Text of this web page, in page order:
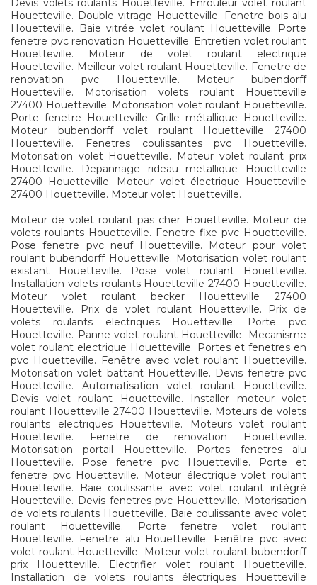
Devis volets roulants Houetteville. Enrouleur volet roulant
Houetteville. Double vitrage Houetteville. Fenetre bois alu
Houetteville. Baie vitrée volet roulant Houetteville. Porte
fenetre pvc renovation Houetteville. Entretien volet roulant
Houetteville. Moteur de volet roulant electrique
Houetteville. Meilleur volet roulant Houetteville. Fenetre de
renovation pvc Houetteville. Moteur bubendorff
Houetteville. Motorisation volets roulant Houetteville
27400 Houetteville. Motorisation volet roulant Houetteville.
Porte fenetre Houetteville. Grille métallique Houetteville.
Moteur bubendorff volet roulant Houetteville 27400
Houetteville. Fenetres coulissantes pvc Houetteville.
Motorisation volet Houetteville. Moteur volet roulant prix
Houetteville. Depannage rideau metallique Houetteville
27400 Houetteville. Moteur volet électrique Houetteville
27400 Houetteville. Moteur volet Houetteville.
Moteur de volet roulant pas cher Houetteville. Moteur de
volets roulants Houetteville. Fenetre fixe pvc Houetteville.
Pose fenetre pvc neuf Houetteville. Moteur pour volet
roulant bubendorff Houetteville. Motorisation volet roulant
existant Houetteville. Pose volet roulant Houetteville.
Installation volets roulants Houetteville 27400 Houetteville.
Moteur volet roulant becker Houetteville 27400
Houetteville. Prix de volet roulant Houetteville. Prix de
volets roulants electriques Houetteville. Porte pvc
Houetteville. Panne volet roulant Houetteville. Mecanisme
volet roulant electrique Houetteville. Portes et fenetres en
pvc Houetteville. Fenêtre avec volet roulant Houetteville.
Motorisation volet battant Houetteville. Devis fenetre pvc
Houetteville. Automatisation volet roulant Houetteville.
Devis volet roulant Houetteville. Installer moteur volet
roulant Houetteville 27400 Houetteville. Moteurs de volets
roulants electriques Houetteville. Moteurs volet roulant
Houetteville. Fenetre de renovation Houetteville.
Motorisation portail Houetteville. Portes fenetres alu
Houetteville. Pose fenetre pvc Houetteville. Porte et
fenetre pvc Houetteville. Moteur électrique volet roulant
Houetteville. Baie coulissante avec volet roulant intégré
Houetteville. Devis fenetres pvc Houetteville. Motorisation
de volets roulants Houetteville. Baie coulissante avec volet
roulant Houetteville. Porte fenetre volet roulant
Houetteville. Fenetre alu Houetteville. Fenêtre pvc avec
volet roulant Houetteville. Moteur volet roulant bubendorff
prix Houetteville. Electrifier volet roulant Houetteville.
Installation de volets roulants électriques Houetteville